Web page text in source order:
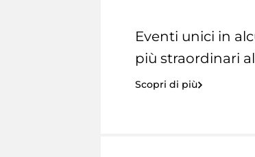
Eventi unici in
più straordinari
Scopri di più